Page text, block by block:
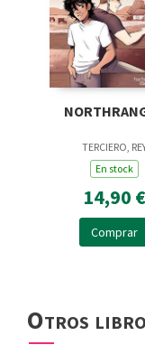
TERCIERO,
En stock
14,90 €
Comprar
Otros